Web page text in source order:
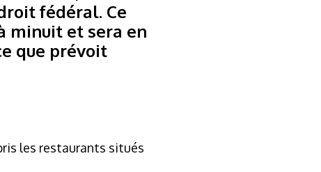
fédéral. Ce
minuit et sera en
que prévoit
les restaurants situés